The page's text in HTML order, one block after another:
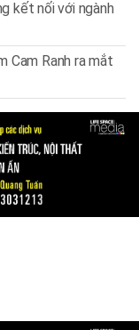
kết nối với ngành
Cam Ranh ra mắt